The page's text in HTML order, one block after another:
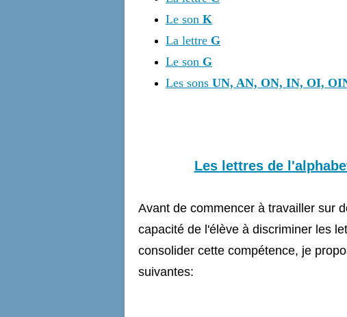
Le son K
La lettre G
Le son G
Les sons UN, AN, ON, IN, OI,
Les lettres de
Avant de commencer à travailler sur
capacité de l'élève à discriminer les
consolider cette compétence, je
suivantes: